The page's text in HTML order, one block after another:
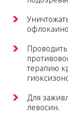
терапию
Для
левосин.